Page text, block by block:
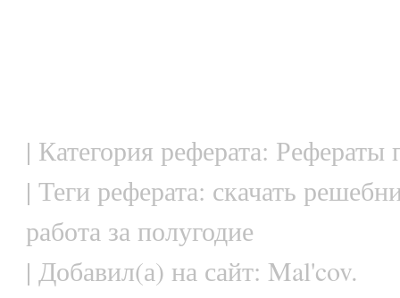
| Категория реферата:
| Теги реферата: скачать
работа за полугодие
| Добавил(а) на сайт: Mal'cov.